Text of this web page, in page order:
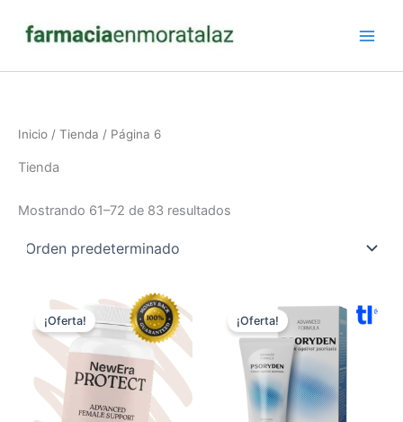
Inicio / Tienda / Página 6
Tienda
Mostrando 61–72 de 83 resultados
¡Oferta! ¡Oferta!